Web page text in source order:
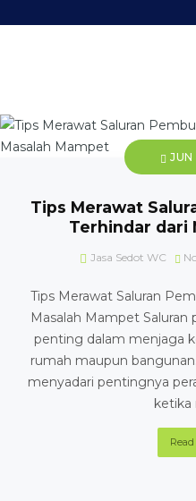
Tips Merawat
Terhindar dari
Jasa Sedot WC
Tips Merawat Saluran
Masalah Mampet
penting dalam menjaga
rumah maupun
menyadari pentingnya
ketika